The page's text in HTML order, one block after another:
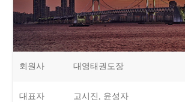
회원사 대영태권도장
대표자 고시진, 윤성자